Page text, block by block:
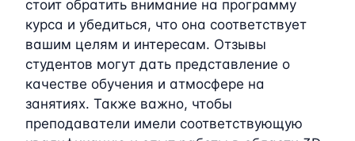
стоит обратить внимание на программу
курса и убедиться, что она соответствует
вашим целям и интересам. Отзывы
студентов могут дать представление о
качестве обучения и атмосфере на
занятиях. Также важно, чтобы
преподаватели имели соответствующую